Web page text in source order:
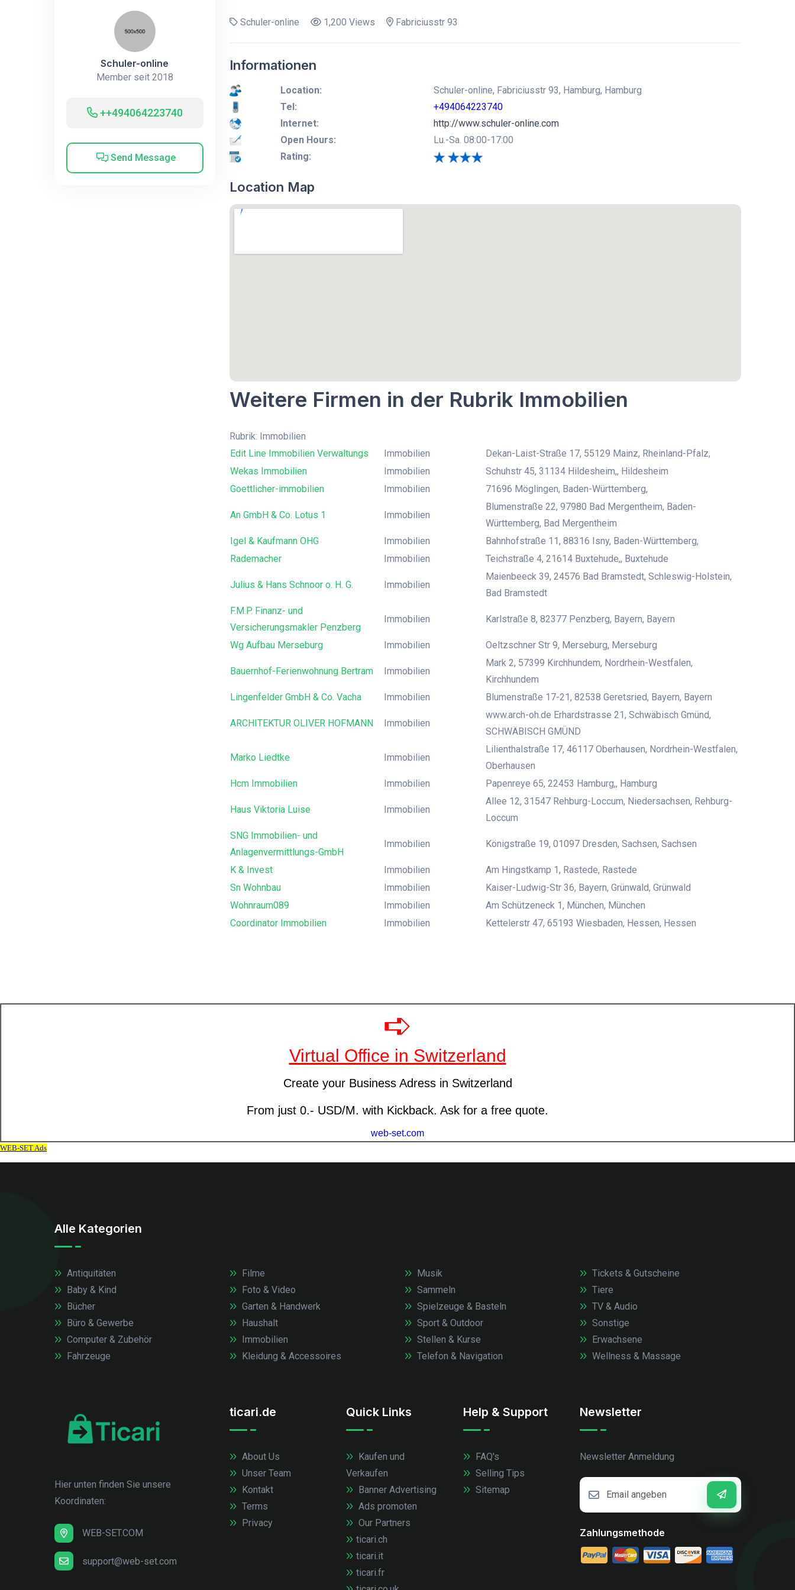
Schuler-online
Member seit 2018
++494064223740
Send Message
Schuler-online 1,200 Views Fabriciusstr 93
Informationen
Location:
Schuler-online, Fabriciusstr 93, Hamburg, Hamburg
Tel:
+494064223740
Internet:
http://www.schuler-online.com
Open Hours:
Lu.-Sa. 08:00-17:00
Rating:
Location Map
Weitere Firmen in der Rubrik Immobilien
Rubrik: Immobilien
Edit Line Immobilien Verwaltungs
Immobilien
Dekan-Laist-Straße 17, 55129 Mainz, Rheinland-Pfalz,
Wekas Immobilien
Immobilien
Schuhstr 45, 31134 Hildesheim,, Hildesheim
Goettlicher-immobilien
Immobilien 71696 Möglingen, Baden-Württemberg,
An GmbH & Co. Lotus 1 Immobilien
Blumenstraße 22, 97980 Bad Mergentheim, Baden-
Württemberg, Bad Mergentheim
Igel & Kaufmann OHG
Immobilien
Bahnhofstraße 11, 88316 Isny, Baden-Württemberg,
Rademacher
Immobilien Teichstraße 4, 21614 Buxtehude,, Buxtehude
Julius & Hans Schnoor o. H. G. Immobilien
Maienbeeck 39, 24576 Bad Bramstedt, Schleswig-Holstein,
Bad Bramstedt
F.M.P. Finanz- und
Versicherungsmakler Penzberg
Immobilien Karlstraße 8, 82377 Penzberg, Bayern, Bayern
Wg Aufbau Merseburg Immobilien Oeltzschner Str 9, Merseburg, Merseburg
Bauernhof-Ferienwohnung Bertram Immobilien
Mark 2, 57399 Kirchhundem, Nordrhein-Westfalen,
Kirchhundem
Lingenfelder GmbH & Co. Vacha
Immobilien Blumenstraße 17-21, 82538 Geretsried, Bayern, Bayern
ARCHITEKTUR OLIVER HOFMANN Immobilien
www.arch-oh.de Erhardstrasse 21, Schwäbisch Gmünd,
SCHWÄBISCH GMÜND
Marko Liedtke Immobilien
Lilienthalstraße 17, 46117 Oberhausen, Nordrhein-Westfalen,
Oberhausen
Hcm Immobilien
Immobilien Papenreye 65, 22453 Hamburg,, Hamburg
Haus Viktoria Luise Immobilien
Allee 12, 31547 Rehburg-Loccum, Niedersachsen, Rehburg-
Loccum
SNG Immobilien- und
Anlagenvermittlungs-GmbH
Immobilien Königstraße 19, 01097 Dresden, Sachsen, Sachsen
K & Invest Immobilien
Am Hingstkamp 1, Rastede, Rastede
Sn Wohnbau
Immobilien
Kaiser-Ludwig-Str 36, Bayern, Grünwald, Grünwald
Wohnraum089
Immobilien
Am Schützeneck 1, München, München
Coordinator Immobilien
Immobilien Kettelerstr 47, 65193 Wiesbaden, Hessen, Hessen
Alle Kategorien
Antiquitäten
Baby & Kind
Bücher
Büro & Gewerbe
Computer & Zubehör
Fahrzeuge
Filme
Foto & Video
Garten & Handwerk
Haushalt
Immobilien
Kleidung & Accessoires
Musik
Sammeln
Spielzeuge & Basteln
Sport & Outdoor
Stellen & Kurse
Telefon & Navigation
Tickets & Gutscheine
Tiere
TV & Audio
Sonstige
Erwachsene
Wellness & Massage
Hier unten finden Sie unsere
Koordinaten:
WEB-SET.COM
support@web-set.com
ticari.de
About Us
Unser Team
Kontakt
Terms
Privacy
Quick Links
Kaufen und
Verkaufen
Banner Advertising
Ads promoten
Our Partners
ticari.ch
ticari.it
ticari.fr
Help & Support
FAQ's
Selling Tips
Sitemap
Newsletter
Newsletter Anmeldung
Zahlungsmethode